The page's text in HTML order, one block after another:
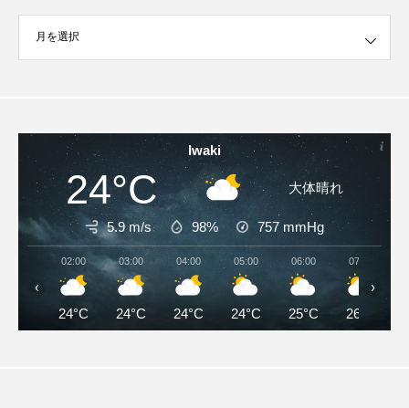
ブ
Iwaki
24°C 大体晴れ
5.9 m/s 98% 757 mmHg
02:00
24°C
03:00
24°C
04:00
24°C
05:00
24°C
06:00
25°C
07:00
26°C
‹ ›